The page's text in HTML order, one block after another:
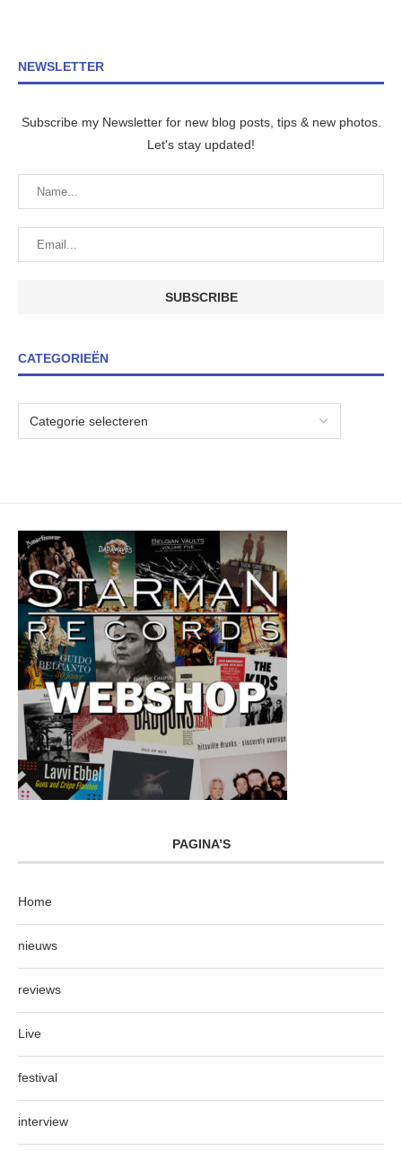
NEWSLETTER
Subscribe my Newsletter for new blog posts, tips & new photos.
Let's stay updated!
CATEGORIEËN
PAGINA’S
Home
nieuws
reviews
Live
festival
interview